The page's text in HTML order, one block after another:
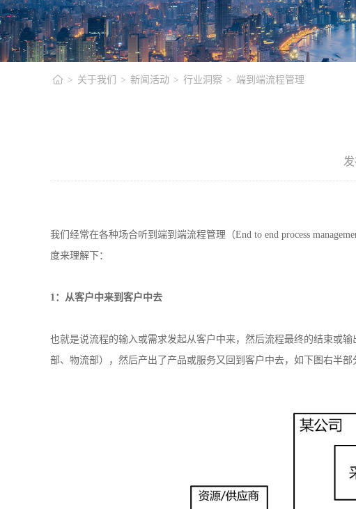
> 关于我们 > 新闻活动 > 行业洞察 > 端到端流程管理
我们经常在各种场合听到端到端流程管理（End to end process
度来理解下：
1：从客户中来到客户中去
也就是说流程的输入或需求发起从客户中来，然后流程最终的结束或
部、物流部），然后产出了产品或服务又回到客户中去，如下图右半部